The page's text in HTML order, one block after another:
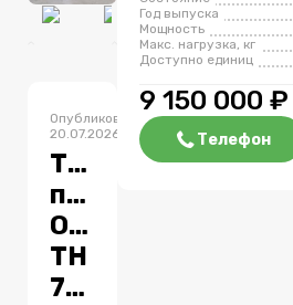
Опубликовано
20.07.2026
В
наличии
Телескопический
погрузчик
ОПТИТЭК
TH
738H
Год выпуска
Мощность
Макс. нагрузка, кг
Доступно единиц
9 150 000 ₽
Телефон